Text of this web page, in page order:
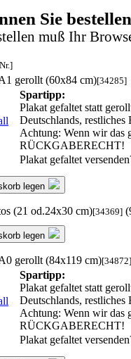
Sie
muß Ihr
gerollt (60x84 cm)[34285]
Spartipp:
Plakat gefaltet statt
Deutschlands, restliches
Achtung: Wenn wir das
RÜCKGABERECHT!
Plakat gefaltet
legen
(21 od.24x30 cm)[34369]
legen
gerollt (84x119 cm)[34872]
Spartipp:
Plakat gefaltet statt
Deutschlands, restliches
Achtung: Wenn wir das
RÜCKGABERECHT!
Plakat gefaltet